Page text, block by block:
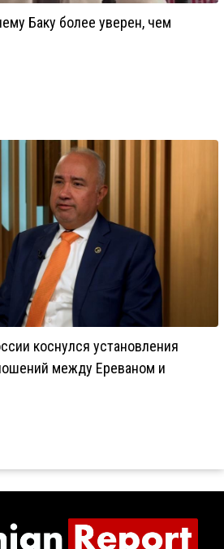
Баку более уверен, чем
коснулся установления
между Ереваном и